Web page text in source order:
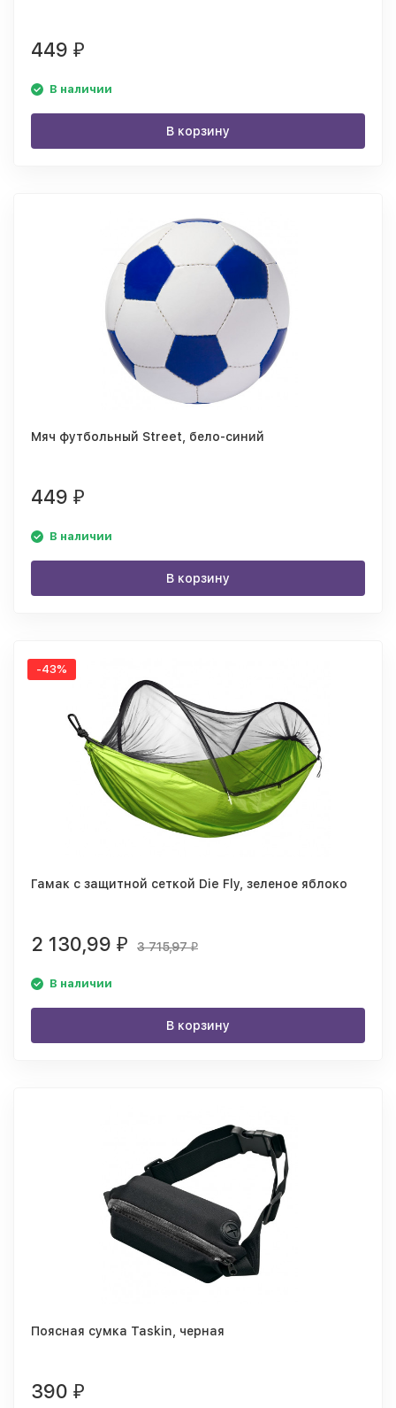
449 ₽
В наличии
В корзину
Мяч футбольный Street, бело-синий
449 ₽
В наличии
В корзину
-43%
Гамак с защитной сеткой Die Fly, зеленое яблоко
2 130,99 ₽ 3 715,97₽
В наличии
В корзину
Поясная сумка Taskin, черная
390 ₽